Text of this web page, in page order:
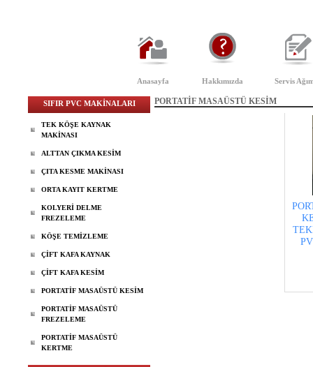
Anasayfa Hakkımızda Servis
SIFIR PVC MAKİNALARI
TEK KÖŞE KAYNAK
MAKİNASI
ALTTAN ÇIKMA KESİM
ÇITA KESME MAKİNASI
ORTA KAYIT KERTME
KOLYERİ DELME
FREZELEME
KÖŞE TEMİZLEME
ÇİFT KAFA KAYNAK
ÇİFT KAFA KESİM
PORTATİF MASAÜSTÜ KESİM
PORTATİF MASAÜSTÜ
FREZELEME
PORTATİF MASAÜSTÜ
KERTME
PORTATİF MASAÜSTÜ KESİM